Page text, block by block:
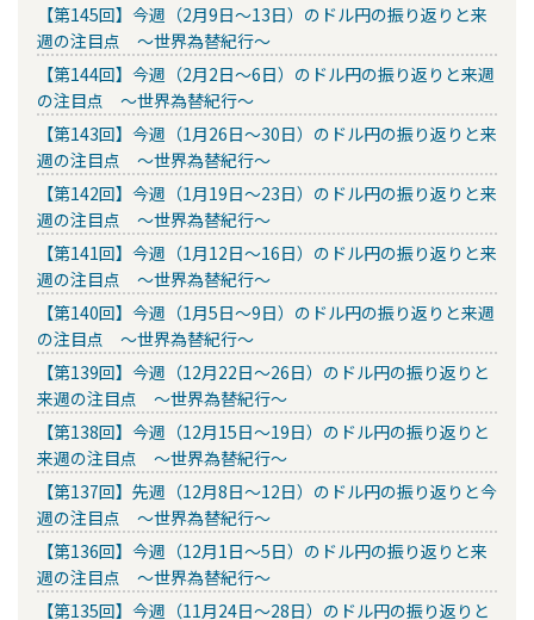
【第145回】今週（2月9日～13日）のドル円の振り返りと来
週の注目点 ～世界為替紀行～
【第144回】今週（2月2日～6日）のドル円の振り返りと来週
の注目点 ～世界為替紀行～
【第143回】今週（1月26日～30日）のドル円の振り返りと来
週の注目点 ～世界為替紀行～
【第142回】今週（1月19日～23日）のドル円の振り返りと来
週の注目点 ～世界為替紀行～
【第141回】今週（1月12日～16日）のドル円の振り返りと来
週の注目点 ～世界為替紀行～
【第140回】今週（1月5日～9日）のドル円の振り返りと来週
の注目点 ～世界為替紀行～
【第139回】今週（12月22日～26日）のドル円の振り返りと
来週の注目点 ～世界為替紀行～
【第138回】今週（12月15日～19日）のドル円の振り返りと
来週の注目点 ～世界為替紀行～
【第137回】先週（12月8日～12日）のドル円の振り返りと今
週の注目点 ～世界為替紀行～
【第136回】今週（12月1日～5日）のドル円の振り返りと来
週の注目点 ～世界為替紀行～
【第135回】今週（11月24日～28日）のドル円の振り返りと